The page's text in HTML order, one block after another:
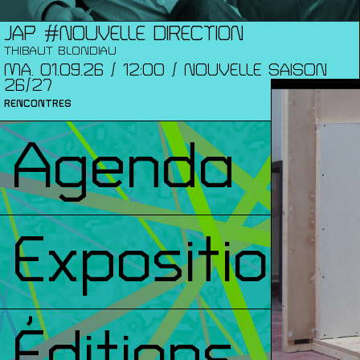
JAP #NOUVELLE DIRECTION
THIBAUT BLONDIAU
MA. 01.09.26 / 12:00 / NOUVELLE SAISON
26/27
RENCONTRES
Agenda
Expositions